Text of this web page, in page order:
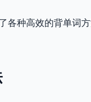
各种高效的背单词